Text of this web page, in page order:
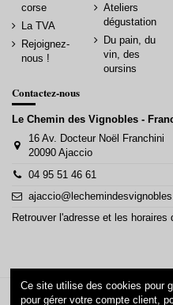
corse
La TVA
Rejoignez-
nous !
Ateliers
dégustation
Du pain, du
vin, des
oursins
Contactez-nous
Le Chemin des Vignobles -
16 Av. Docteur Noël Franchini
20090 Ajaccio
04 95 51 46 61
Retrouver l'adresse et les horaires
La vente d’alcool
Ce site utilise des cookies pour
pour gérer votre compte client,